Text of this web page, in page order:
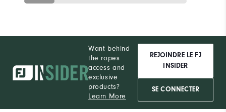
Want behind
the ropes
access and
exclusive
products?
Learn More
REJOINDRE LE FJ
INSIDER
SE CONNECTER